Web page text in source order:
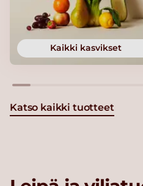
Kaikki kasvikset
Katso kaikki tuotteet